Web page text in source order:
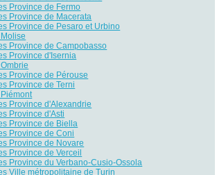
Province de Fermo
Province de Macerata
Province de Pesaro et Urbino
Province de Campobasso
Province d'Isernia
Province de Pérouse
Province de Terni
Province d'Alexandrie
Province d'Asti
Province de Biella
Province de Coni
Province de Novare
Province de Verceil
Province du Verbano-Cusio-Ossola
Ville métropolitaine de Turin